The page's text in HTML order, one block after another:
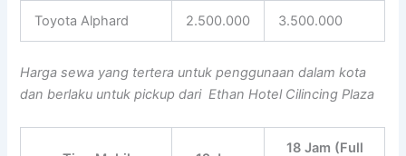
Toyota Alphard 2.500.000 3.500.000
Harga sewa yang tertera untuk penggunaan dalam kota
dan berlaku untuk pickup dari Ethan Hotel Cilincing Plaza
18 Jam (Full